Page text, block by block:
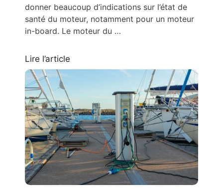
donner beaucoup d’indications sur l’état de
santé du moteur, notamment pour un moteur
in-board. Le moteur du …
Lire l’article